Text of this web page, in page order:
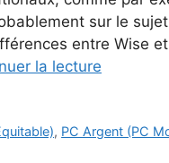
sur le
entre Wise
la lecture
, PC Argent (PC